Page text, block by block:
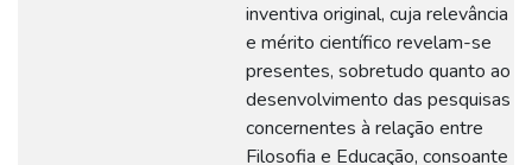
inventiva original, cuja relevância
e mérito científico revelam-se
presentes, sobretudo quanto ao
desenvolvimento das pesquisas
concernentes à relação entre
Filosofia e Educação, consoante